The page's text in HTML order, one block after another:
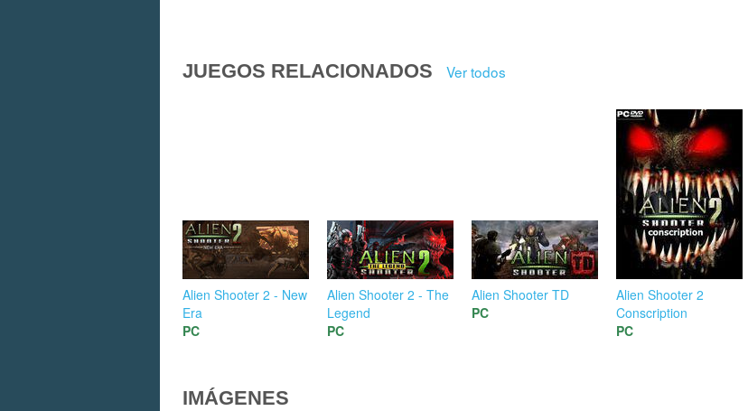
JUEGOS RELACIONADOS Ver todos
Alien Shooter 2 - New
Era
PC
Alien Shooter 2 - The
Legend
PC
Alien Shooter TD
PC
Alien Shooter 2
Conscription
PC
IMÁGENES